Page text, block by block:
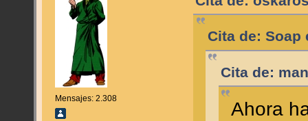
Mensajes: 2.308
Cita de: Soap
Cita de:
Ahora